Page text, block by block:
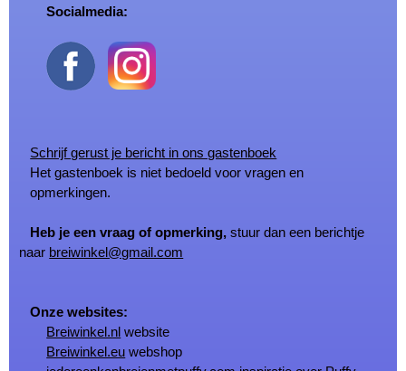
Socialmedia:
Schrijf gerust je bericht in ons gastenboek
Het gastenboek is niet bedoeld voor vragen en
opmerkingen.
Heb je een vraag of opmerking, stuur dan een berichtje
naar breiwinkel@gmail.com
Onze websites:
Breiwinkel.nl website
Breiwinkel.eu webshop